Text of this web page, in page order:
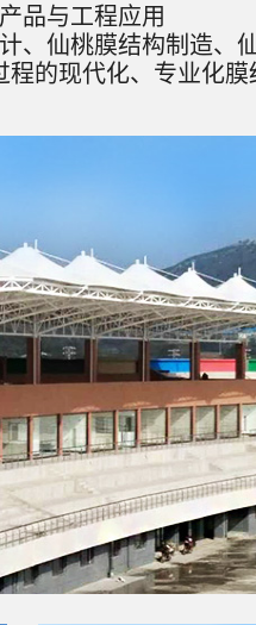
品与工程应用
、仙桃膜结构制造、
的现代化、专业化膜